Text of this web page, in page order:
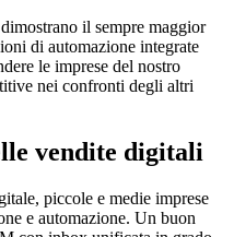
il sempre maggior
di automazione integrate
le imprese del nostro
nei confronti degli altri
vendite digitali
piccole e medie imprese
e automazione. Un buon